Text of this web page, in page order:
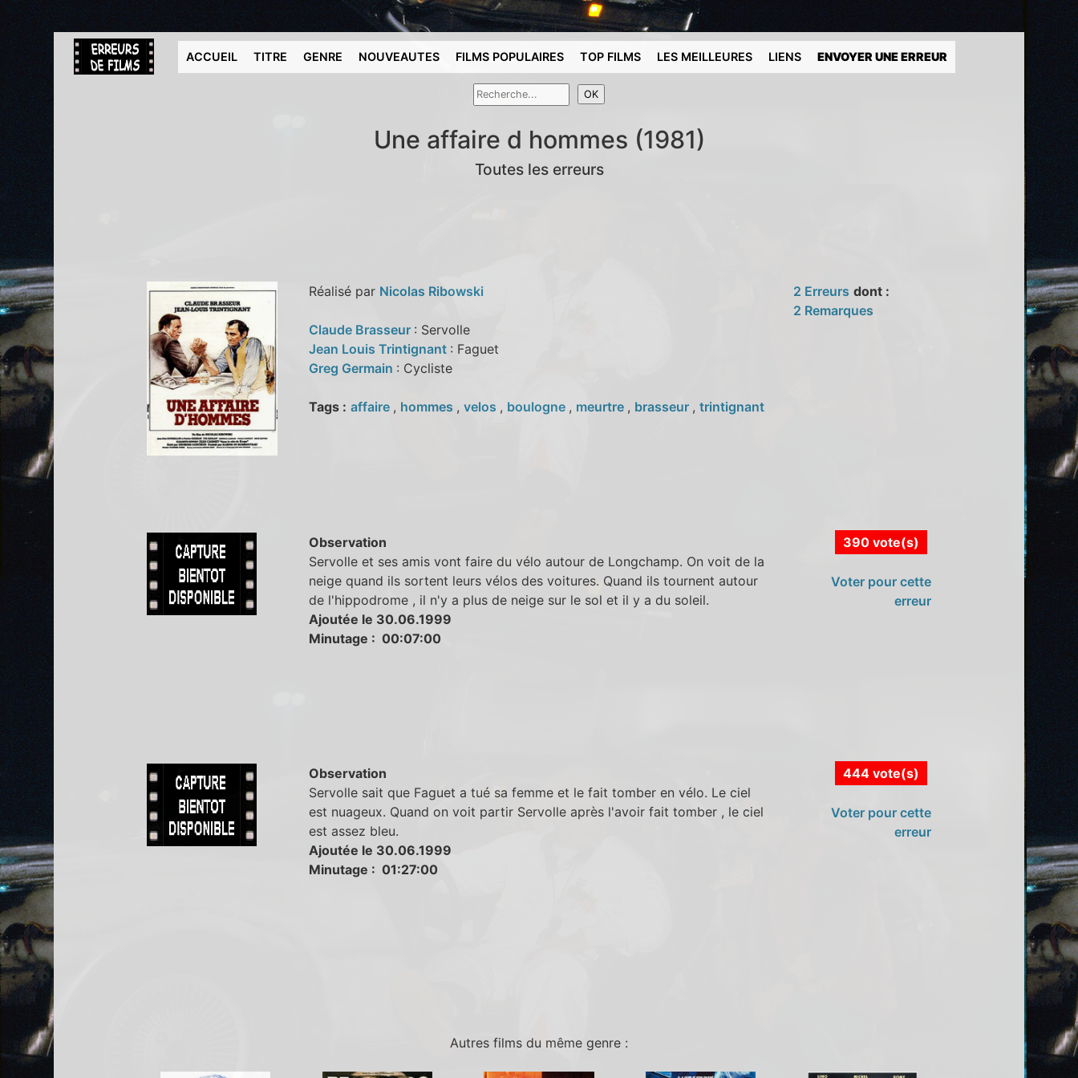
ACCUEIL TITRE GENRE NOUVEAUTES FILMS POPULAIRES TOP FILMS LES MEILLEURES LIENS ENVOYER UNE ERREUR
Une affaire d hommes (1981)
Toutes les erreurs
Réalisé par Nicolas Ribowski
Claude Brasseur : Servolle
Jean Louis Trintignant : Faguet
Greg Germain : Cycliste
Tags : affaire , hommes , velos , boulogne , meurtre , brasseur , trintignant
2 Erreurs dont :
2 Remarques
Observation
Servolle et ses amis vont faire du vélo autour de Longchamp. On voit de la
neige quand ils sortent leurs vélos des voitures. Quand ils tournent autour
de l'hippodrome , il n'y a plus de neige sur le sol et il y a du soleil.
Ajoutée le 30.06.1999
Minutage : 00:07:00
390 vote(s)
Voter pour cette
erreur
Observation
Servolle sait que Faguet a tué sa femme et le fait tomber en vélo. Le ciel
est nuageux. Quand on voit partir Servolle après l'avoir fait tomber , le ciel
est assez bleu.
Ajoutée le 30.06.1999
Minutage : 01:27:00
444 vote(s)
Voter pour cette
erreur
Autres films du même genre :